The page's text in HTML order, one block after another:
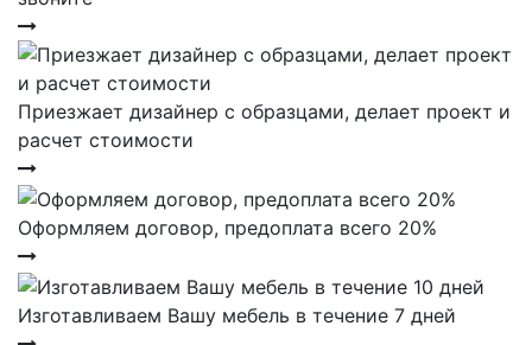
Приезжает дизайнер с образцами, делает проект и
расчет стоимости
Оформляем договор, предоплата всего 20%
Изготавливаем Вашу мебель в течение 7 дней